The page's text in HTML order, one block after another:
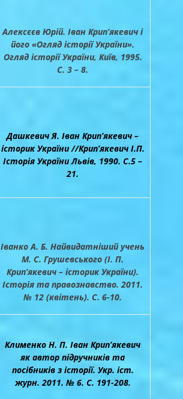
Алексєєв Юрій. Іван Крип’якевич і
його «Огляд історії України».
Огляд історії України, Київ, 1995.
С. 3 – 8.
Дашкевич Я. Іван Крип’якевич –
історик України //Крип’якевич І.П.
Історія України Львів, 1990. С.5 –
21.
Іванко А. Б. Найвидатніший учень
М. С. Грушевського (І. П.
Крип’якевич – історик України).
Історія та правознавство. 2011.
№ 12 (квітень). С. 6-10.
Клименко Н. П. Іван Крип’якевич
як автор підручників та
посібників з історії. Укр. іст.
журн. 2011. № 6. С. 191-208.